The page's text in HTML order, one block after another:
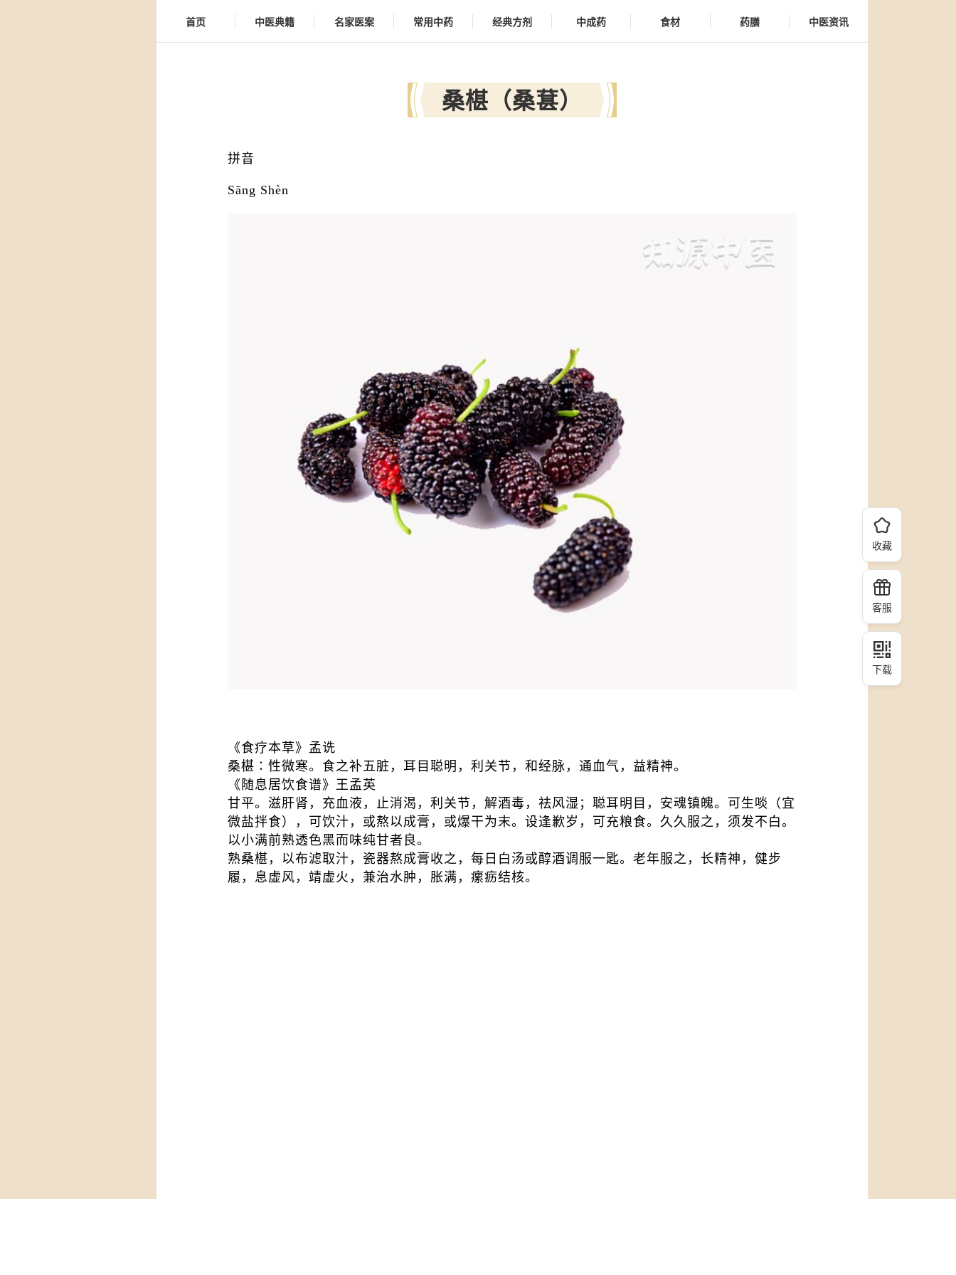
首页 中医典籍 名家医案 常用中药 经典方剂 中成药 食材 药膳 中医资讯
桑椹（桑葚）
拼音
Sāng Shèn
《食疗本草》孟诜
桑椹∶性微寒。食之补五脏，耳目聪明，利关节，和经脉，通血气，益精神。
《随息居饮食谱》王孟英
甘平。滋肝肾，充血液，止消渴，利关节，解酒毒，祛风湿；聪耳明目，安魂镇魄。可生啖（宜
微盐拌食），可饮汁，或熬以成膏，或爆干为末。设逢歉岁，可充粮食。久久服之，须发不白。
以小满前熟透色黑而味纯甘者良。
熟桑椹，以布滤取汁，瓷器熬成膏收之，每日白汤或醇酒调服一匙。老年服之，长精神，健步
履，息虚风，靖虚火，兼治水肿，胀满，瘰疬结核。
收藏
客服
下载